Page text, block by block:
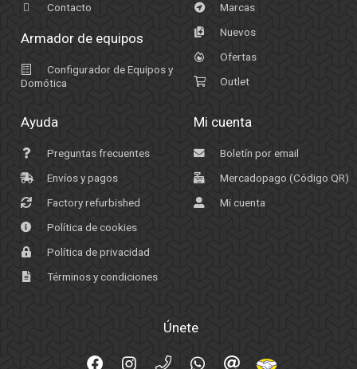
Contacto
Armador de equipos
Configurador de Equipos y
Domótica
Marcas
Nuevos
Ofertas
Outlet
Ayuda
Preguntas frecuentes
Envíos y pagos
Factory refurbished
Política de cookies
Política de privacidad
Términos y condiciones
Mi cuenta
Boletín por email
Mercadopago (Código QR)
Mi cuenta
Únete